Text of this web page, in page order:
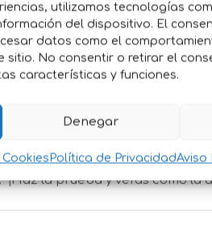
utilizamos tecnologías
del dispositivo. El
datos como el
sitio. No consentir o retirar el
características y funciones.
Denegar
Política de PrivacidadAviso
grasas buenas, sus plumas se
extra, especialmente en
manteniéndolos fuertes y
gusto.
perfecto para estar sanos,
la prueba y verás cómo la